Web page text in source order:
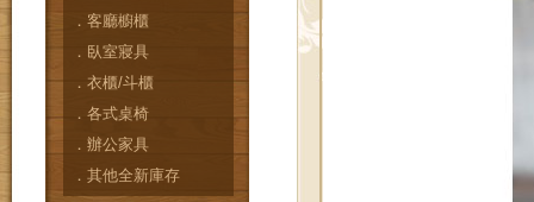
．客廳櫥櫃
．臥室寢具
．衣櫃/斗櫃
．各式桌椅
．辦公家具
．其他全新庫存